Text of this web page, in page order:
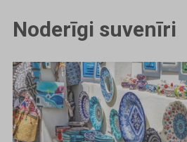
Noderīgi suvenīri